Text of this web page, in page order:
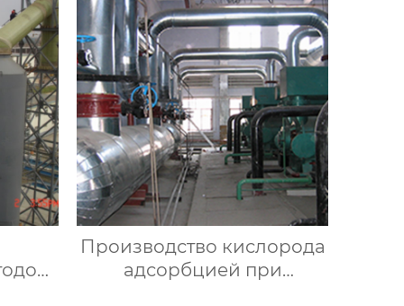
Производство кислорода
адсорбцией при